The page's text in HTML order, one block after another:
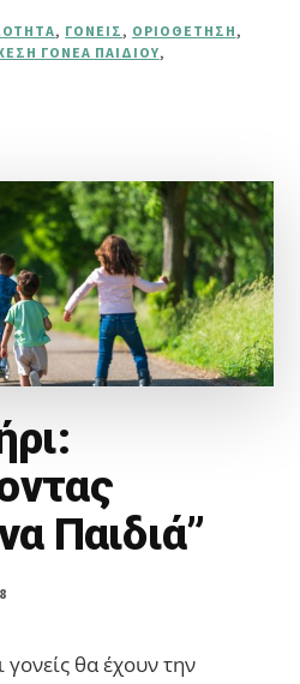
, ΓΟΝΕΊΣ , ΟΡΙΟΘΈΤΗΣΗ ,
ΓΟΝΈΑ ΠΑΙΔΙΟΎ,
Παιδιά”
θα έχουν την